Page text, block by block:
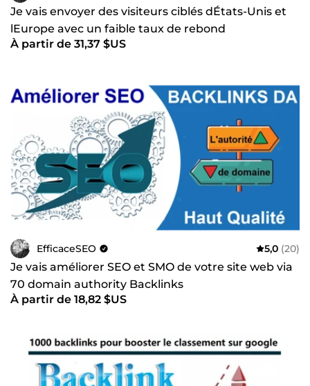
Je vais envoyer des visiteurs ciblés dÉtats-Unis et
lEurope avec un faible taux de rebond
À partir de 31,37 $US
EfficaceSEO 5,0 (20)
Je vais améliorer SEO et SMO de votre site web via
70 domain authority Backlinks
À partir de 18,82 $US